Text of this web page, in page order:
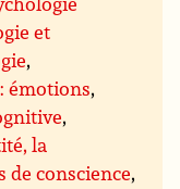
et
,
émotions,
,
la
de conscience,